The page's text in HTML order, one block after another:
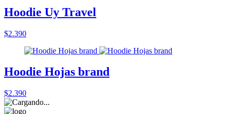
Hoodie Uy Travel
$2.390
Hoodie Hojas brand
$2.390